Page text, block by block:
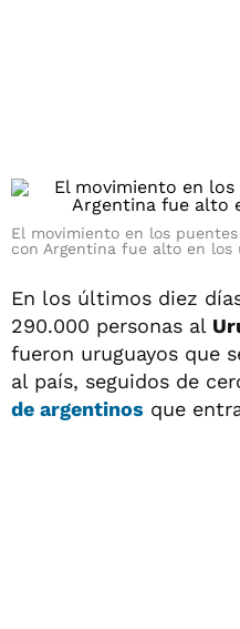
El movimiento en los
con Argentina fue alto en los
En los últimos diez
290.000 personas al
fueron uruguayos que
al país, seguidos de
de argentinos que